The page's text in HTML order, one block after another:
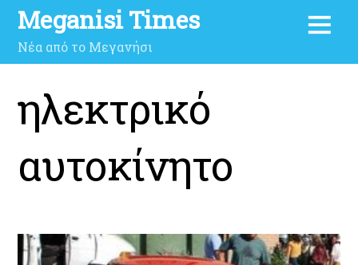
Meganisi Times
Νέα από το Μεγανήσι
ηλεκτρικό
αυτοκίνητο